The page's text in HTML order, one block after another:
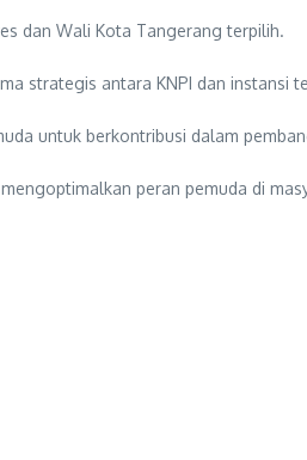
dan Wali Kota Tangerang terpilih.
strategis antara KNPI dan instansi
untuk berkontribusi dalam
peran pemuda di